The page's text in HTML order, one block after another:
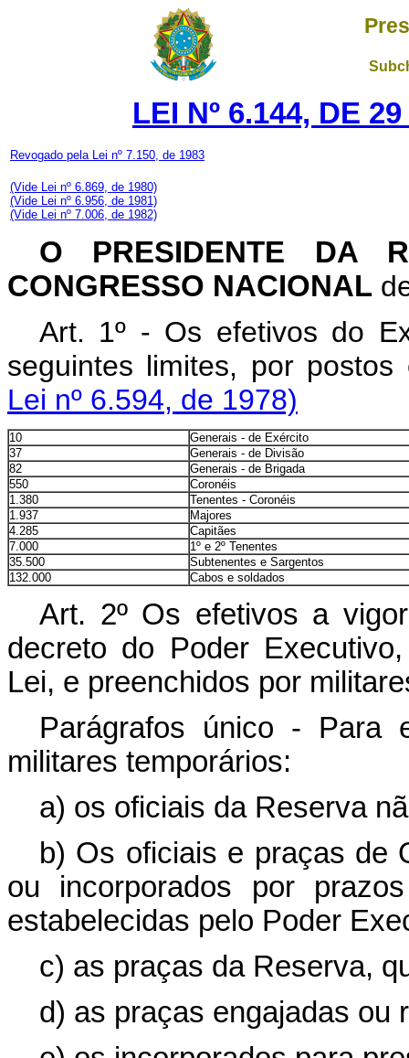
LEI Nº 6.144, DE
Revogado pela Lei nº 7.150, de 1983
(Vide Lei nº 6.869, de 1980)
(Vide Lei nº 6.956, de 1981)
(Vide Lei nº 7.006, de 1982)
O PRESIDENTE DA
CONGRESSO NACIONAL
Art. 1º - Os efetivos do
seguintes limites, por
Lei nº 6.594, de 1978)
10
Generais - de Exército
37
Generais - de Divisão
82
Generais - de Brigada
550
Coronéis
1.380
Tenentes - Coronéis
1.937
Majores
4.285
Capitães
7.000
1º e 2º Tenentes
35.500
Subtenentes e Sargentos
132.000
Cabos e soldados
Art. 2º Os efetivos a
decreto do Poder
Lei, e preenchidos por
Parágrafos único - Para
militares temporários:
a) os oficiais da Reserva
b) Os oficiais e praças de
ou incorporados por
estabelecidas pelo Poder
c) as praças da Reserva,
d) as praças engajadas ou